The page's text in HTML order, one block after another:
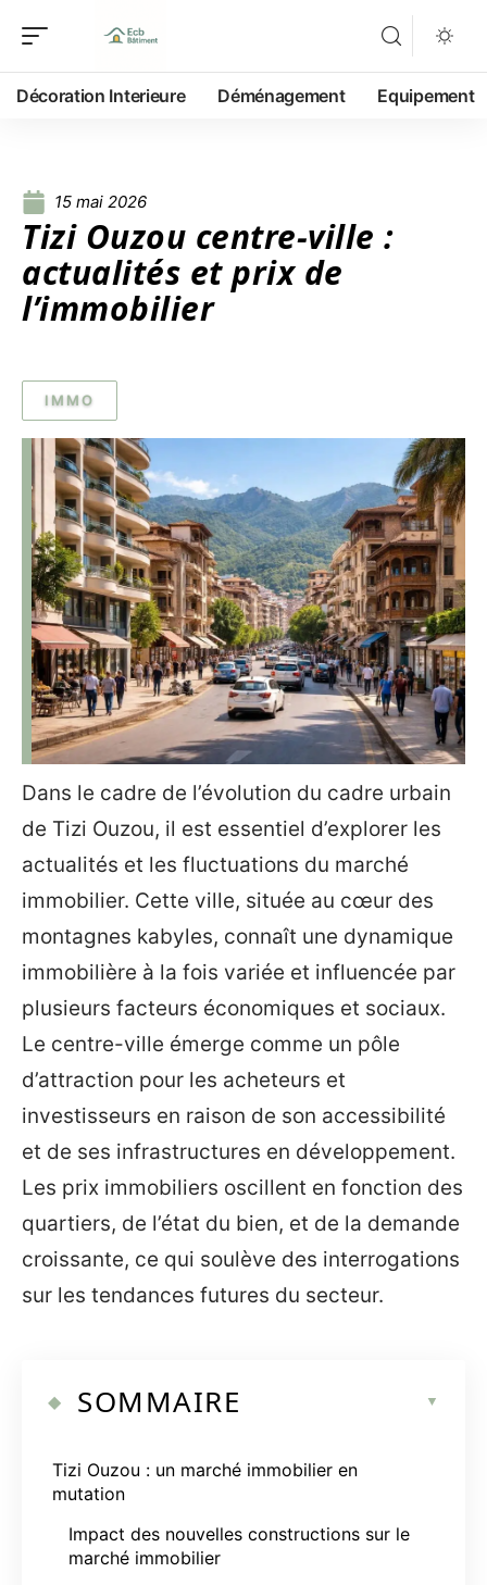
Décoration Interieure Déménagement Equipement
15 mai 2026
Tizi Ouzou centre-ville :
actualités et prix de
l’immobilier
IMMO
Dans le cadre de l’évolution du cadre urbain
de Tizi Ouzou, il est essentiel d’explorer les
actualités et les fluctuations du marché
immobilier. Cette ville, située au cœur des
montagnes kabyles, connaît une dynamique
immobilière à la fois variée et influencée par
plusieurs facteurs économiques et sociaux.
Le centre-ville émerge comme un pôle
d’attraction pour les acheteurs et
investisseurs en raison de son accessibilité
et de ses infrastructures en développement.
Les prix immobiliers oscillent en fonction des
quartiers, de l’état du bien, et de la demande
croissante, ce qui soulève des interrogations
sur les tendances futures du secteur.
SOMMAIRE
Tizi Ouzou : un marché immobilier en
mutation
Impact des nouvelles constructions sur le
marché immobilier